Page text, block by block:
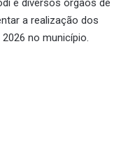
e diversos órgãos de
a realização dos
no município.